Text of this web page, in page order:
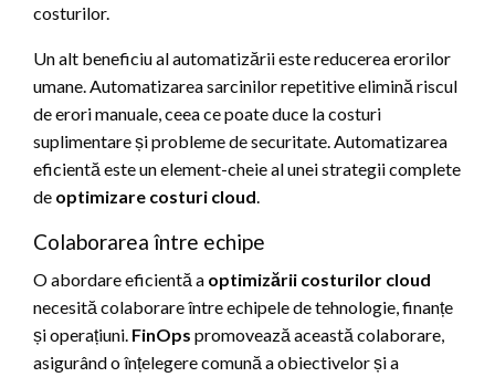
costurilor.
Un alt beneficiu al automatizării este reducerea erorilor
umane. Automatizarea sarcinilor repetitive elimină riscul
de erori manuale, ceea ce poate duce la costuri
suplimentare și probleme de securitate. Automatizarea
eficientă este un element-cheie al unei strategii complete
de optimizare costuri cloud.
Colaborarea între echipe
O abordare eficientă a optimizării costurilor cloud
necesită colaborare între echipele de tehnologie, finanțe
și operațiuni. FinOps promovează această colaborare,
asigurând o înțelegere comună a obiectivelor și a